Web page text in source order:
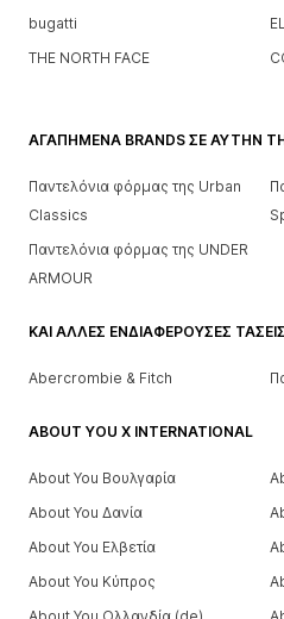
bugatti
THE NORTH FACE
ΑΓΑΠΗΜΈΝΑ BRANDS ΣΕ ΑΥΤΉΝ
Παντελόνια φόρμας της Urban
Classics
Παντελόνια φόρμας της UNDER
ARMOUR
ΚΑΙ ΆΛΛΕΣ ΕΝΔΙΑΦΈΡΟΥΣΕΣ ΤΆΣΕΙΣ
Abercrombie & Fitch
ABOUT YOU X INTERNATIONAL
About You Βουλγαρία
About You Δανία
About You Ελβετία
About You Κύπρος